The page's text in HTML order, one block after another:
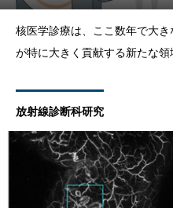
核医学診療は、ここ数年で大
が特に大きく貢献する新たな領
した。これは、アルツハイマー
放射線診断科研究